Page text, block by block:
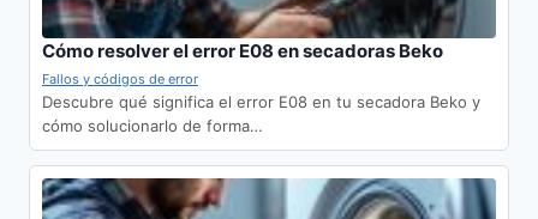
Cómo resolver el error E08 en secadoras Beko
Fallos y códigos de error
Descubre qué significa el error E08 en tu secadora Beko y
cómo solucionarlo de forma…